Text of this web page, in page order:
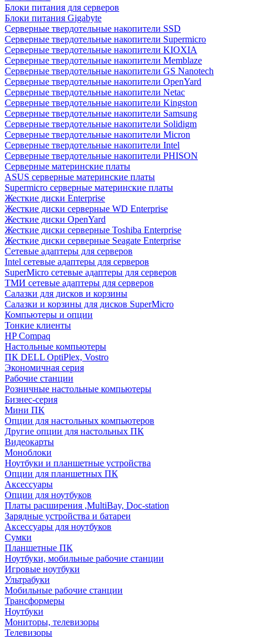
Блоки питания для серверов
Блоки питания Gigabyte
Серверные твердотельные накопители SSD
Cерверные твердотельные накопители Supermicro
Cерверные твердотельные накопители KIOXIA
Cерверные твердотельные накопители Memblaze
Cерверные твердотельные накопители GS Nanotech
Серверные твердотельные накопители OpenYard
Серверные твердотельные накопители Netac
Cерверные твердотельные накопители Kingston
Cерверные твердотельные накопители Samsung
Cерверные твердотельные накопители Solidigm
Cерверные твердотельные накопители Micron
Cерверные твердотельные накопители Intel
Cерверные твердотельные накопители PHISON
Серверные материнские платы
ASUS серверные материнские платы
Supermicro серверные материнские платы
Жесткие диски Enterprise
Жесткие диски серверные WD Enterprise
Жесткие диски OpenYard
Жесткие диски серверные Toshiba Enterprise
Жесткие диски серверные Seagate Enterprise
Сетевые адаптеры для серверов
Intel сетевые адаптеры для серверов
SuperMicro сетевые адаптеры для серверов
ТМИ сетевые адаптеры для серверов
Салазки для дисков и корзины
Салазки и корзины для дисков SuperMicro
Компьютеры и опции
Тонкие клиенты
HP Compaq
Настольные компьютеры
ПК DELL OptiPlex, Vostro
Экономичная серия
Рабочие станции
Розничные настольные компьютеры
Бизнес-серия
Мини ПК
Опции для настольных компьютеров
Другие опции для настольных ПК
Видеокарты
Моноблоки
Ноутбуки и планшетные устройства
Опции для планшетных ПК
Аксессуары
Опции для ноутбуков
Платы расширения ,MultiBay, Doc-station
Зарядные устройства и батареи
Аксессуары для ноутбуков
Сумки
Планшетные ПК
Ноутбуки, мобильные рабочие станции
Игровые ноутбуки
Ультрабуки
Мобильные рабочие станции
Трансформеры
Ноутбуки
Мониторы, телевизоры
Телевизоры